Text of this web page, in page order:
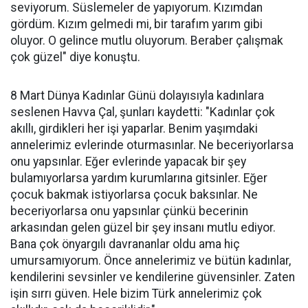
seviyorum. Süslemeler de yapıyorum. Kızımdan
gördüm. Kızım gelmedi mi, bir tarafım yarım gibi
oluyor. O gelince mutlu oluyorum. Beraber çalışmak
çok güzel" diye konuştu.
8 Mart Dünya Kadınlar Günü dolayısıyla kadınlara
seslenen Havva Çal, şunları kaydetti: "Kadınlar çok
akıllı, girdikleri her işi yaparlar. Benim yaşımdaki
annelerimiz evlerinde oturmasınlar. Ne beceriyorlarsa
onu yapsınlar. Eğer evlerinde yapacak bir şey
bulamıyorlarsa yardım kurumlarına gitsinler. Eğer
çocuk bakmak istiyorlarsa çocuk baksınlar. Ne
beceriyorlarsa onu yapsınlar çünkü becerinin
arkasından gelen güzel bir şey insanı mutlu ediyor.
Bana çok önyargılı davrananlar oldu ama hiç
umursamıyorum. Önce annelerimiz ve bütün kadınlar,
kendilerini sevsinler ve kendilerine güvensinler. Zaten
işin sırrı güven. Hele bizim Türk annelerimiz çok